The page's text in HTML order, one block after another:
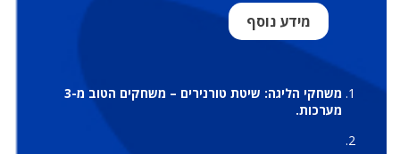
מידע נוסף
משחקי הליגה: שיטת טורנירים – משחקים הטוב מ-3
מערכות.